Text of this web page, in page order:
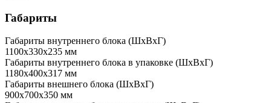
Габариты
Габариты внутреннего блока (ШхВхГ)
1100х330х235 мм
Габариты внутреннего блока в упаковке (ШхВхГ)
1180х400х317 мм
Габариты внешнего блока (ШхВхГ)
900х700х350 мм